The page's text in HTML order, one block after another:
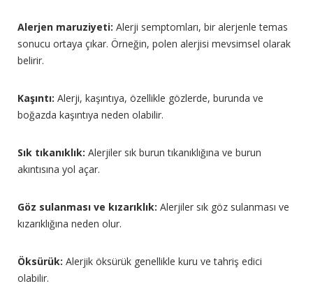
Alerjen maruziyeti: Alerji semptomları, bir alerjenle temas
sonucu ortaya çıkar. Örneğin, polen alerjisi mevsimsel olarak
belirir.
Kaşıntı: Alerji, kaşıntıya, özellikle gözlerde, burunda ve
boğazda kaşıntıya neden olabilir.
Sık tıkanıklık: Alerjiler sık burun tıkanıklığına ve burun
akıntısına yol açar.
Göz sulanması ve kızarıklık: Alerjiler sık göz sulanması ve
kızarıklığına neden olur.
Öksürük: Alerjik öksürük genellikle kuru ve tahriş edici
olabilir.